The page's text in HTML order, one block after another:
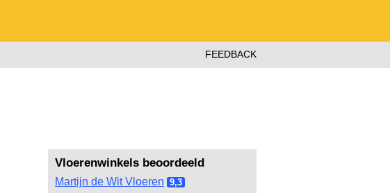
FEEDBACK
Vloerenwinkels beoordeeld
Martijn de Wit Vloeren 9,3